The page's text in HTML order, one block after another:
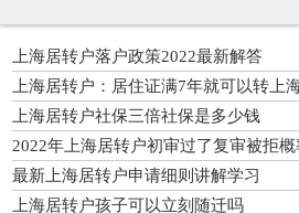
上海居转户落户政策2022最新解答
上海居转户：居住证满7年就可以转上
上海居转户社保三倍社保是多少钱
2022年上海居转户初审过了复审被拒概
最新上海居转户申请细则讲解学习
上海居转户孩子可以立刻随迁吗